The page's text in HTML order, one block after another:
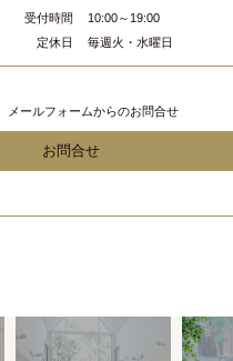
受付時間
10:00～19:00
定休日
毎週火・水曜日
メールフォームからのお問合せ
お問合せ